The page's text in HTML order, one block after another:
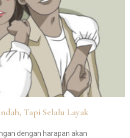
Tapi Selalu Layak
dengan harapan akan